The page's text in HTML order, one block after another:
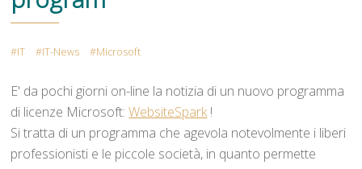
IT IT-News Microsoft
E' da pochi giorni on-line la notizia di un nuovo programma
di licenze Microsoft:WebsiteSpark!
Si tratta di un programma che agevola notevolmente i liberi
professionisti e le piccole società, in quanto permette